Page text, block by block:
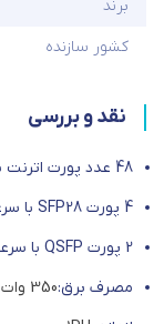
برند
کشور سازنده
نقد و بررسی
48 عدد پورت اترنت با سرعت 100M 1 گیگ
4 پورت SFP28 با سرعت 1/10/25G
2 پورت QSFP با سرعت 40/100G
مصرف برق:350 وات